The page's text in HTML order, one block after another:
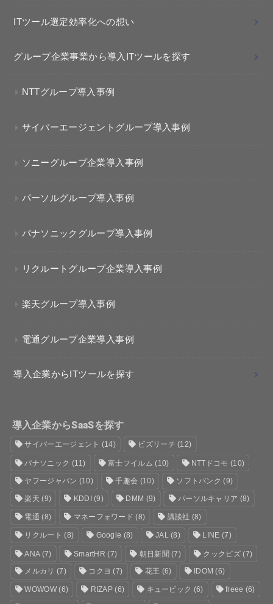
ITツール選定効率化への想い
グループ企業事業から導入ITツールを探す
NTTグループ導入事例
サイバーエージェントグループ導入事例
ソニーグループ企業導入事例
パーソルグループ導入事例
パナソニックグループ導入事例
リクルートグループ企業導入事例
楽天グループ導入事例
電通グループ企業導入事例
導入企業からITツールを探す
導入企業からSaaSを探す
サイバーエージェント (14) ビズリーチ (12)
パナソニック (11) 富士フイルム (10) NTTドコモ (10)
ヤフージャパン (10) 千趣会 (10) ソフトバンク (9)
楽天 (9) KDDI (9) DMM (9) パーソルキャリア (8)
電通 (8) マネーフォワード (8) 講談社 (8)
リクルート (8) Google (8) JAL(8) LINE (7)
ANA(7) SmartHR (7) 朝日新聞(7) クックビズ(7)
メルカリ (7) コクヨ (7) 花王 (6) IDOM (6)
WOWOW(6) RIZAP (6) キュービック (6) freee (6)